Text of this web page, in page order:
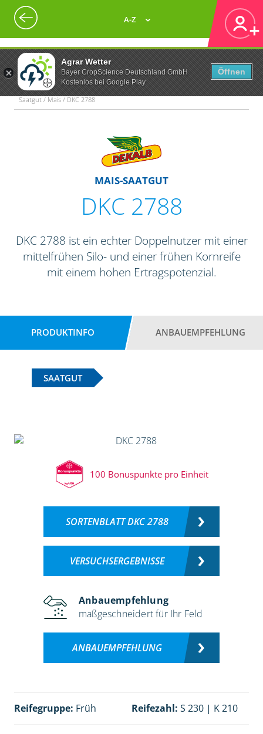
Agrar Wetter
Bayer CropScience Deutschland GmbH
Kostenlos bei Google Play
Öffnen
A-Z
Saatgut / Mais / DKC 2788
MAIS-SAATGUT
DKC 2788
DKC 2788 ist ein echter Doppelnutzer mit einer
mittelfrühen Silo- und einer frühen Kornreife
mit einem hohen Ertragspotenzial.
PRODUKTINFO ANBAUEMPFEHLUNG
SAATGUT
100 Bonuspunkte pro Einheit
SORTENBLATT DKC 2788
VERSUCHSERGEBNISSE
Anbauempfehlung
maßgeschneidert für Ihr Feld
ANBAUEMPFEHLUNG
Reifegruppe: Früh Reifezahl: S 230 | K 210